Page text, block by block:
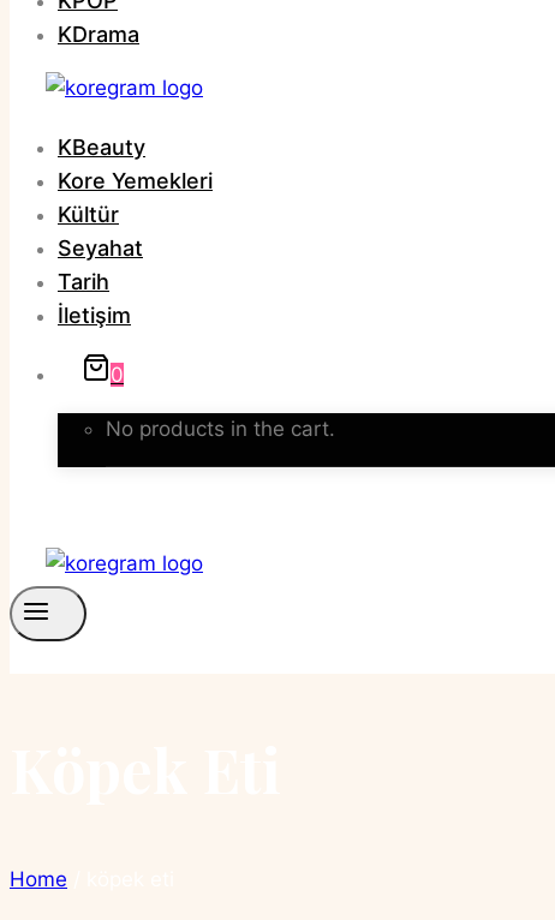
KDrama
KBeauty
Kore Yemekleri
Kültür
Seyahat
Tarih
İletişim
0
No products in the cart.
Home